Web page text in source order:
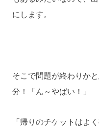
にします。
そこで問題が終わりか
分！「ん～やばい！」
「帰りのチケットはよ